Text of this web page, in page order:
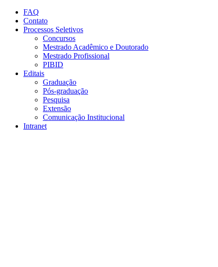
Conteúdo principal
FAQ
Contato
Processos Seletivos
Concursos
Mestrado Acadêmico e Doutorado
Mestrado Profissional
PIBID
Editais
Graduação
Pós-graduação
Pesquisa
Extensão
Comunicação Institucional
Intranet